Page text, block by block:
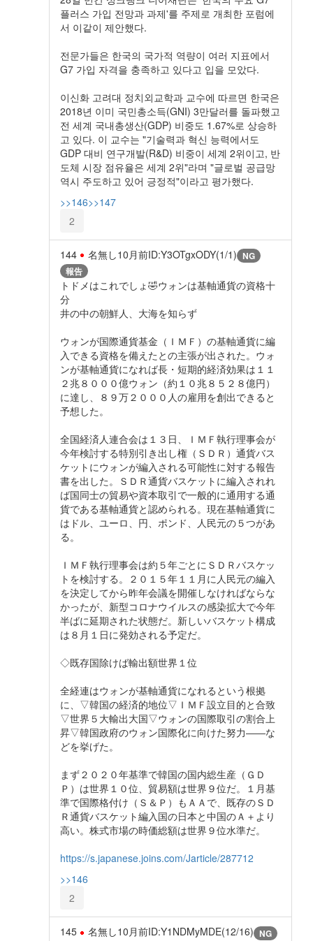
플러스 가입 전망과 과제'를 주제로 개최한 포럼에
서 이같이 제안했다.
전문가들은 한국의 국가적 역량이 여러 지표에서
G7 가입 자격을 충족하고 있다고 입을 모았다.
이신화 고려대 정치외교학과 교수에 따르면 한국은
2018년 이미 국민총소득(GNI) 3만달러를 돌파했고
전 세계 국내총생산(GDP) 비중도 1.67%로 상승하
고 있다. 이 교수는 "기술력과 혁신 능력에서도
GDP 대비 연구개발(R&D) 비중이 세계 2위이고, 반
도체 시장 점유율은 세계 2위"라며 "글로벌 공급망
역시 주도하고 있어 긍정적"이라고 평가했다.
>>146>>147
2
144 名無し10月前ID:Y3OTgxODY(1/1) NG
報告
トドメはこれでしょ🤣ウォンは基軸通貨の資格十
分
井の中の朝鮮人、大海を知らず
ウォンが国際通貨基金（ＩＭＦ）の基軸通貨に編
入できる資格を備えたとの主張が出された。ウォ
ンが基軸通貨になれば長・短期的経済効果は１１
２兆８０００億ウォン（約１０兆８５２８億円）
に達し、８９万２０００人の雇用を創出できると
予想した。
全国経済人連合会は１３日、ＩＭＦ執行理事会が
今年検討する特別引き出し権（ＳＤＲ）通貨バス
ケットにウォンが編入される可能性に対する報告
書を出した。ＳＤＲ通貨バスケットに編入されれ
ば国同士の貿易や資本取引で一般的に通用する通
貨である基軸通貨と認められる。現在基軸通貨に
はドル、ユーロ、円、ポンド、人民元の５つがあ
る。
ＩＭＦ執行理事会は約５年ごとにＳＤＲバスケッ
トを検討する。２０１５年１１月に人民元の編入
を決定してから昨年会議を開催しなければならな
かったが、新型コロナウイルスの感染拡大で今年
半ばに延期された状態だ。新しいバスケット構成
は８月１日に発効される予定だ。
◇既存国除けば輸出額世界１位
全経連はウォンが基軸通貨になれるという根拠
に、▽韓国の経済的地位▽ＩＭＦ設立目的と合致
▽世界５大輸出大国▽ウォンの国際取引の割合上
昇▽韓国政府のウォン国際化に向けた努力――な
どを挙げた。
まず２０２０年基準で韓国の国内総生産（ＧＤ
Ｐ）は世界１０位、貿易額は世界９位だ。１月基
準で国際格付け（Ｓ＆Ｐ）もＡＡで、既存のＳＤ
Ｒ通貨バスケット編入国の日本と中国のＡ＋より
高い。株式市場の時価総額は世界９位水準だ。
https://s.japanese.joins.com/Jarticle/287712
>>146
2
145 名無し10月前ID:Y1NDMyMDE(12/16) NG